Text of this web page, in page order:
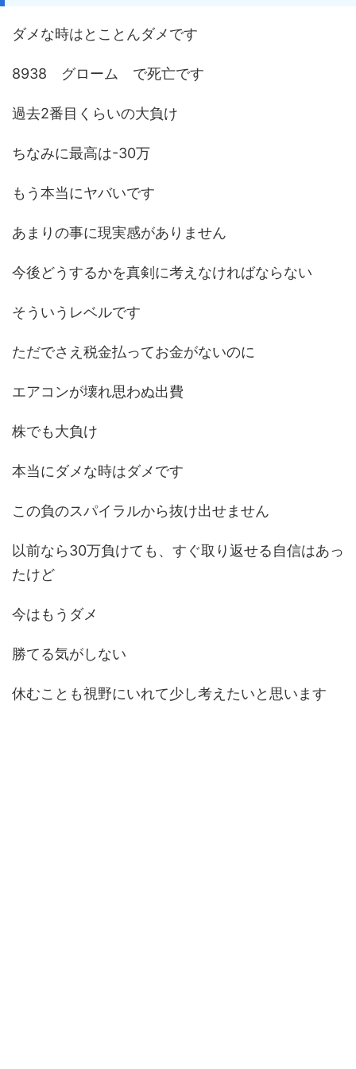
ダメな時はとことんダメです
8938 グローム で死亡です
過去2番目くらいの大負け
ちなみに最高は-30万
もう本当にヤバいです
あまりの事に現実感がありません
今後どうするかを真剣に考えなければならない
そういうレベルです
ただでさえ税金払ってお金がないのに
エアコンが壊れ思わぬ出費
株でも大負け
本当にダメな時はダメです
この負のスパイラルから抜け出せません
以前なら30万負けても、すぐ取り返せる自信はあっ
たけど
今はもうダメ
勝てる気がしない
休むことも視野にいれて少し考えたいと思います